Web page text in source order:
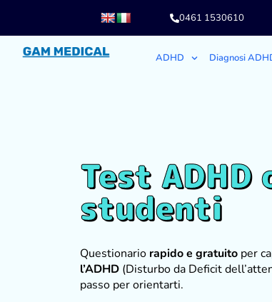
0461 1530610
ADHD Diagnosi
Test
studenti
Questionario rapidoe gratuito per
l’ADHD (Disturbo da Deficit
passo per orientarti.